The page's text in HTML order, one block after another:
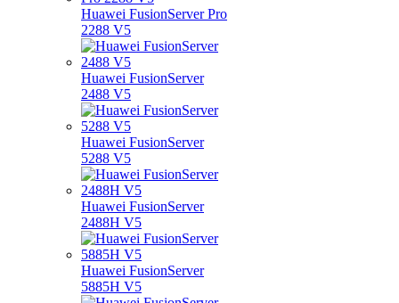
Huawei FusionServer Pro
2288 V5
Huawei FusionServer
2488 V5
Huawei FusionServer
5288 V5
Huawei FusionServer
2488H V5
Huawei FusionServer
5885H V5